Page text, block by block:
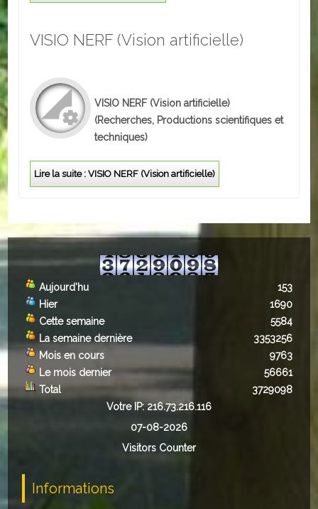
VISIO NERF (Vision artificielle)
VISIO NERF (Vision artificielle)
(Recherches, Productions scientifiques et
techniques)
Lire la suite : VISIO NERF (Vision artificielle)
Aujourd'hu
Hier
Cette semaine
La semaine dernière
Mois en cours
Le mois dernier
Total
153
1690
5584
3353256
9763
56661
3729098
Votre IP: 216.73.216.116
07-08-2026
Visitors Counter
Informations